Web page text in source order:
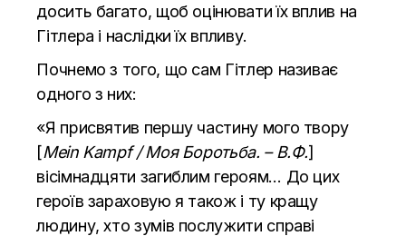
досить багато, щоб оцінювати їх вплив на
Гітлера і наслідки їх впливу.
Почнемо з того, що сам Гітлер називає
одного з них:
«Я присвятив першу частину мого твору
[Mein Kampf / Моя Боротьба. – В.Ф.]
вісімнадцяти загиблим героям… До цих
героїв зараховую я також і ту кращу
людину, хто зумів послужити справі